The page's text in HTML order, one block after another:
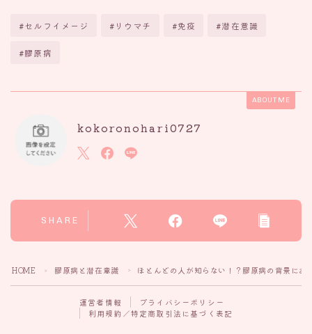
#セルフイメージ #リウマチ #免疫 #潜在意識
#膠原病
ABOUT ME
kokoronohari0727
SHARE
HOME ＞ 膠原病と潜在意識 ＞ ほとんどの人が知らない！？膠原病の背景にあ
運営者情報
プライバシーポリシー
利用規約／特定商取引法に基づく表記